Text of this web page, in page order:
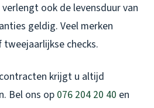
ook de levensduur van
geldig. Veel merken
checks.
krijgt u altijd
Bel ons op 076 204 20 40 en